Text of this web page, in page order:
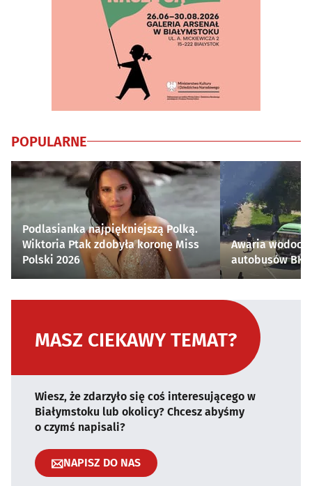
POPULARNE
Podlasianka najpiękniejszą Polką.
Wiktoria Ptak zdobyła koronę Miss
Polski 2026
Awaria
autobusów
MASZ CIEKAWY TEMAT?
Wiesz, że zdarzyło się coś interesującego w
Białymstoku lub okolicy? Chcesz abyśmy
o czymś napisali?
NAPISZ DO NAS